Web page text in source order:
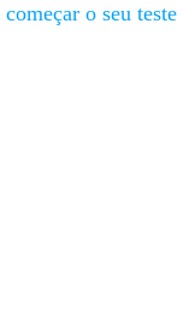
o seu